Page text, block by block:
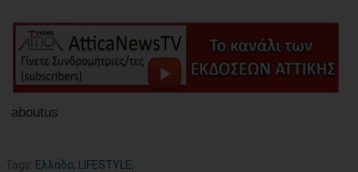
aboutus
Tags: Ελλάδα, LIFESTYLE,